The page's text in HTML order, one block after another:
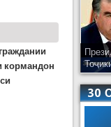
кормандон
30